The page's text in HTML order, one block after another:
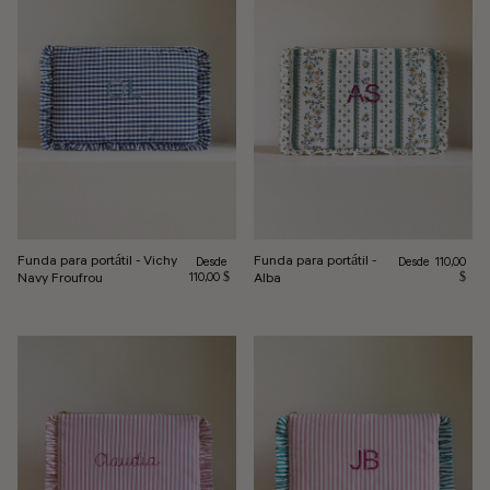
Funda para portátil - Vichy
Navy Froufrou
Precio habitual
Desde
110,00 $
Funda para portátil -
Alba
Precio habitual
Desde 110,00
$